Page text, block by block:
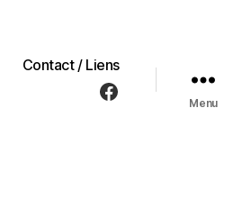
Contact / Liens
Facebook
Menu